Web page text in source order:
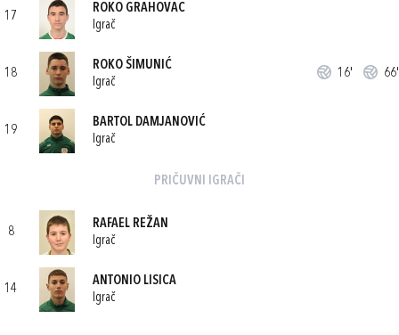
17
ROKO GRAHOVAC
Igrač
18
ROKO ŠIMUNIĆ
Igrač
16' 66'
19
BARTOL DAMJANOVIĆ
Igrač
PRIČUVNI IGRAČI
8
RAFAEL REŽAN
Igrač
14
ANTONIO LISICA
Igrač